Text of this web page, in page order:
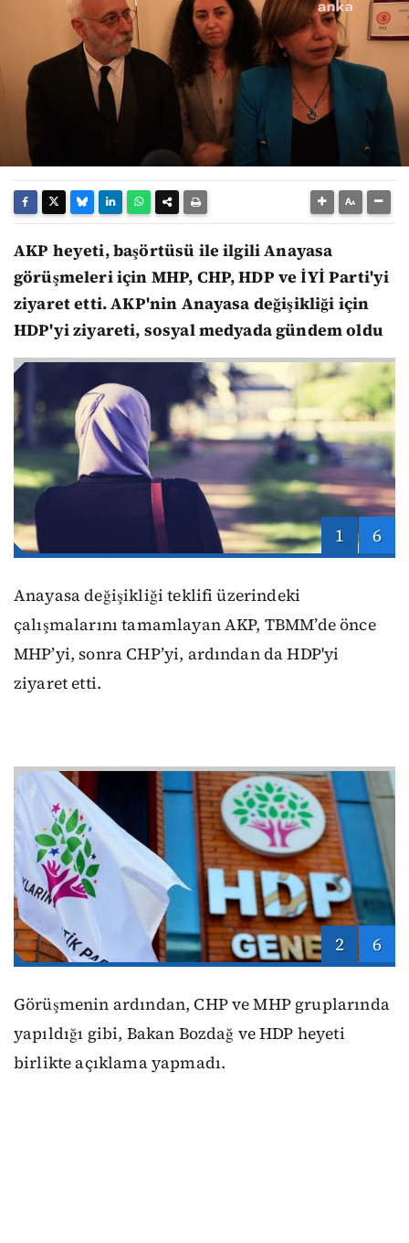
AKP heyeti, başörtüsü ile ilgili Anayasa
görüşmeleri için MHP, CHP, HDP ve İYİ Parti'yi
ziyaret etti. AKP'nin Anayasa değişikliği için
HDP'yi ziyareti, sosyal medyada gündem oldu
1 6
Anayasa değişikliği teklifi üzerindeki
çalışmalarını tamamlayan AKP, TBMM’de önce
MHP’yi, sonra CHP’yi, ardından da HDP'yi
ziyaret etti.
2 6
Görüşmenin ardından, CHP ve MHP gruplarında
yapıldığı gibi, Bakan Bozdağ ve HDP heyeti
birlikte açıklama yapmadı.